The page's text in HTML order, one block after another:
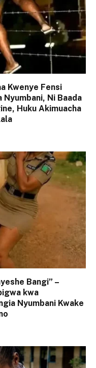
Kwenye Fensi
Ni Baada
Huku Akimuacha
Bangi” –
kwa
Nyumbani Kwake